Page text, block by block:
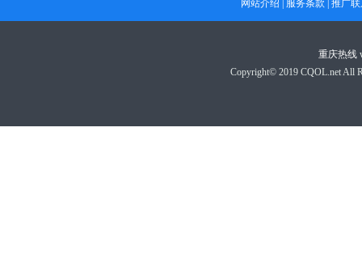
网站介绍 服务条款 推广
重庆热线
Copyright© 2019 CQOL.net All